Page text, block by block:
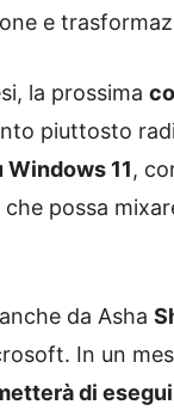
e
la prossima
piuttosto
11,
possa
da Asha
In un
di